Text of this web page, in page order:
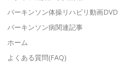
パーキンソン体操リハビリ動画DVD
パーキンソン病関連記事
ホーム
よくある質問(FAQ)